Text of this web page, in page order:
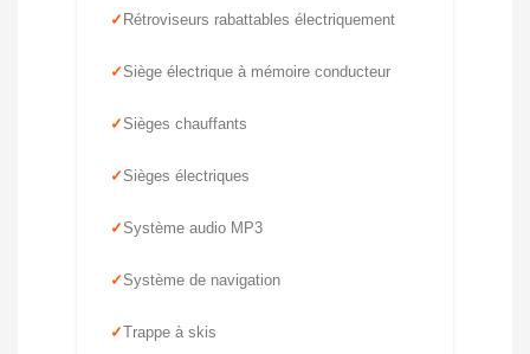
Rétroviseurs rabattables électriquement
Siège électrique à mémoire conducteur
Sièges chauffants
Sièges électriques
Système audio MP3
Système de navigation
Trappe à skis